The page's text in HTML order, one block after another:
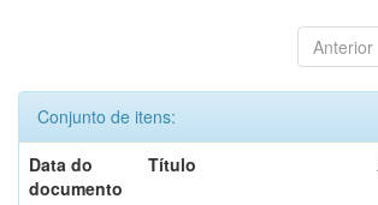
Anterior
Conjunto de itens:
Data do
documento
Título